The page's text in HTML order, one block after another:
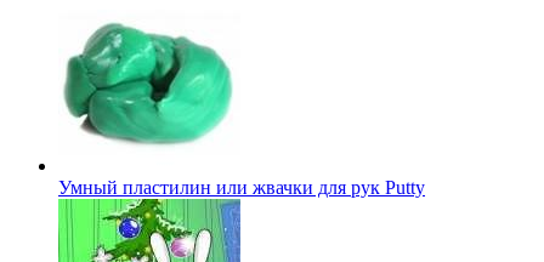
Умный пластилин или жвачки для рук Putty